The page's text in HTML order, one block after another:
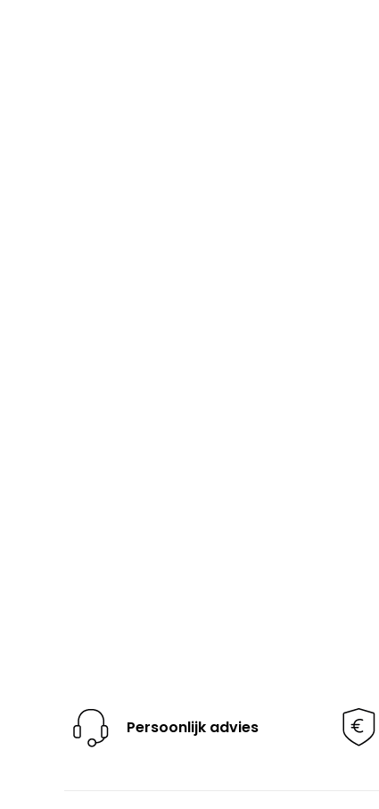
Persoonlijk advies